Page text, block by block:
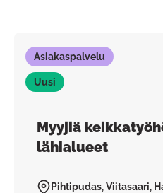
Asiakaspalvelu
Uusi
Myyjiä
lähialueet
Pihtipudas, Viitasaari,